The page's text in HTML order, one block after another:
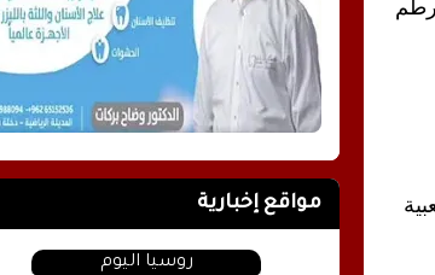
مواقع إخبارية
روسيا اليوم